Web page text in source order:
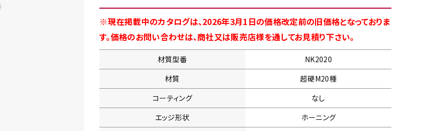
※現在掲載中のカタログは、2026年3月1日の価格改定前の旧価格となっておりま
す。価格のお問い合わせは、商社又は販売店様を通してお見積り下さい。
材質型番
NK2020
材質
超硬M20種
コーティング
なし
エッジ形状
ホーニング